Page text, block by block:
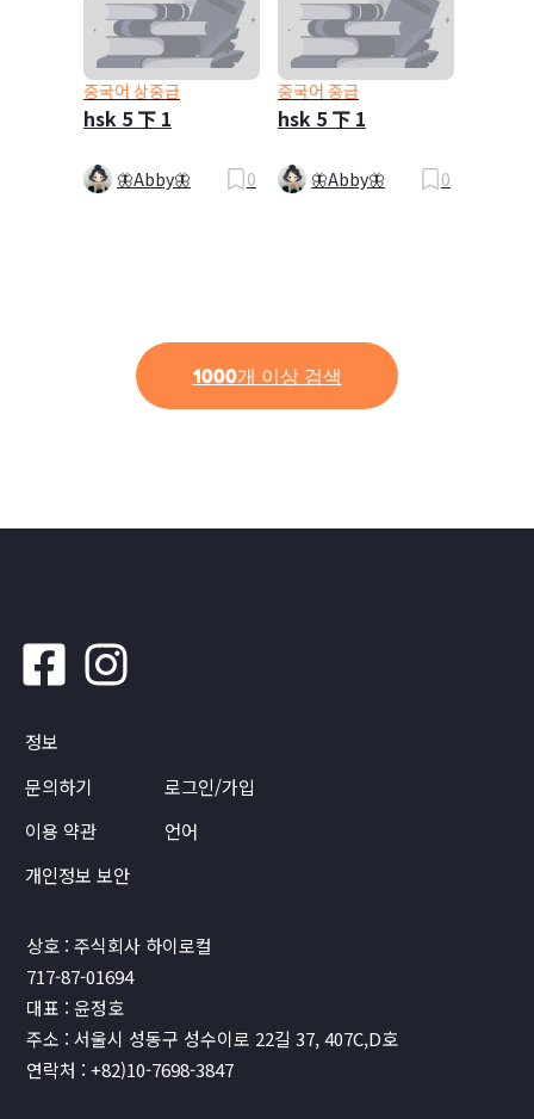
중국어 상중급
hsk 5 下 1
🦋Abby🦋 0
중국어 중급
hsk 5 下 1
🦋Abby🦋 0
1000개 이상 검색
정보
문의하기
이용 약관
개인정보 보안
로그인/가입
언어
상호 : 주식회사 하이로컬
717-87-01694
대표 : 윤정호
주소 : 서울시 성동구 성수이로 22길 37, 407C,D호
연락처 : +82)10-7698-3847